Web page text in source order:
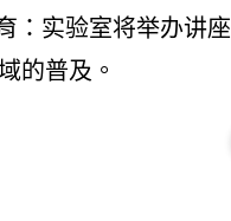
：实验室将举办讲
的普及。